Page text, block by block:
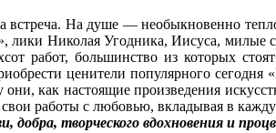
На душе — необыкновенно
лики Николая Угодника, Иисуса,
работ, большинство из которых
ценители популярного сегодня
как настоящие произведения
свои работы с любовью, вкладывая в
творческого вдохновения и